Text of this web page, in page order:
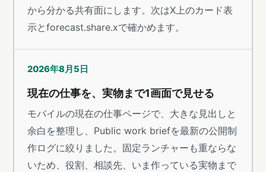
から分かる共有面にします。次はX上のカード表
示とforecast.share.xで確かめます。
2026年8月5日
現在の仕事を、実物まで1画面で見せる
モバイルの現在の仕事ページで、大きな見出しと
余白を整理し、Public work briefを最新の公開制
作ログに絞りました。固定ランチャーも重ならな
いため、役割、相談先、いま作っている実物まで